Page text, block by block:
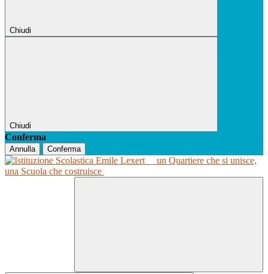
Chiudi
Chiudi
Conferma
Annulla Conferma
un Quartiere che si unisce,
una Scuola che costruisce